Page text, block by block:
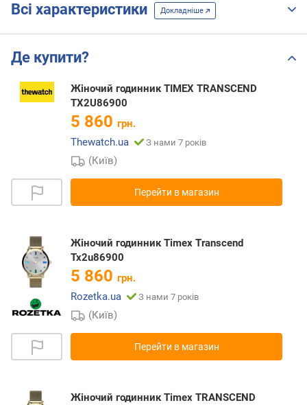
Всі характеристики Докладніше
Де купити?
Жіночий годинник TIMEX TRANSCEND
TX2U86900
5 860 грн.
Thewatch.ua
З нами 7 років
(Київ)
Перейти в магазин
Жіночий годинник Timex Transcend
Tx2u86900
5 860 грн.
Rozetka.ua
З нами 7 років
(Київ)
Перейти в магазин
Жіночий годинник Timex TRANSCEND